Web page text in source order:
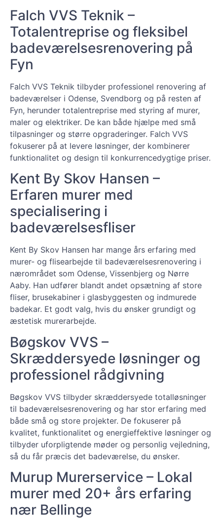
Falch VVS Teknik –
Totalentreprise og fleksibel
badeværelsesrenovering på
Fyn
Falch VVS Teknik tilbyder professionel renovering af
badeværelser i Odense, Svendborg og på resten af
Fyn, herunder totalentreprise med styring af murer,
maler og elektriker. De kan både hjælpe med små
tilpasninger og større opgraderinger. Falch VVS
fokuserer på at levere løsninger, der kombinerer
funktionalitet og design til konkurrencedygtige priser.
Kent By Skov Hansen –
Erfaren murer med
specialisering i
badeværelsesfliser
Kent By Skov Hansen har mange års erfaring med
murer- og flisearbejde til badeværelsesrenovering i
nærområdet som Odense, Vissenbjerg og Nørre
Aaby. Han udfører blandt andet opsætning af store
fliser, brusekabiner i glasbyggesten og indmurede
badekar. Et godt valg, hvis du ønsker grundigt og
æstetisk murerarbejde.
Bøgskov VVS –
Skræddersyede løsninger og
professionel rådgivning
Bøgskov VVS tilbyder skræddersyede totalløsninger
til badeværelsesrenovering og har stor erfaring med
både små og store projekter. De fokuserer på
kvalitet, funktionalitet og energieffektive løsninger og
tilbyder uforpligtende møder og personlig vejledning,
så du får præcis det badeværelse, du ønsker.
Murup Murerservice – Lokal
murer med 20+ års erfaring
nær Bellinge